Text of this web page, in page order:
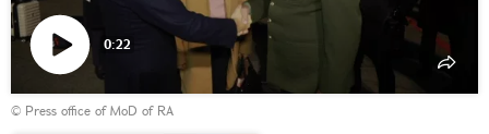
Դիտել
տեսանյութը
0:22
© Press office of MoD of RA